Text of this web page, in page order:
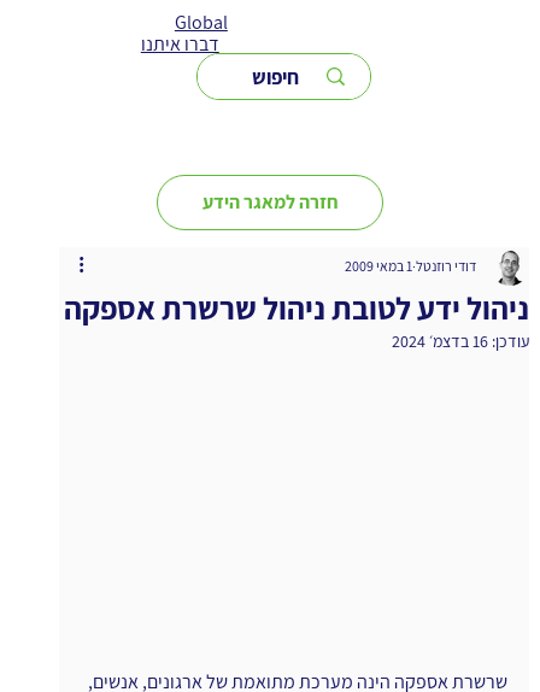
Global
דברו איתנו
חזרה למאגר הידע
ניהול ידע לטובת ניהול שרשרת אספקה
דודי רוזנטל 1 במאי 2009
עודכן: 16 בדצמ׳ 2024
שרשרת אספקה הינה מערכת מתואמת של ארגונים, אנשים,